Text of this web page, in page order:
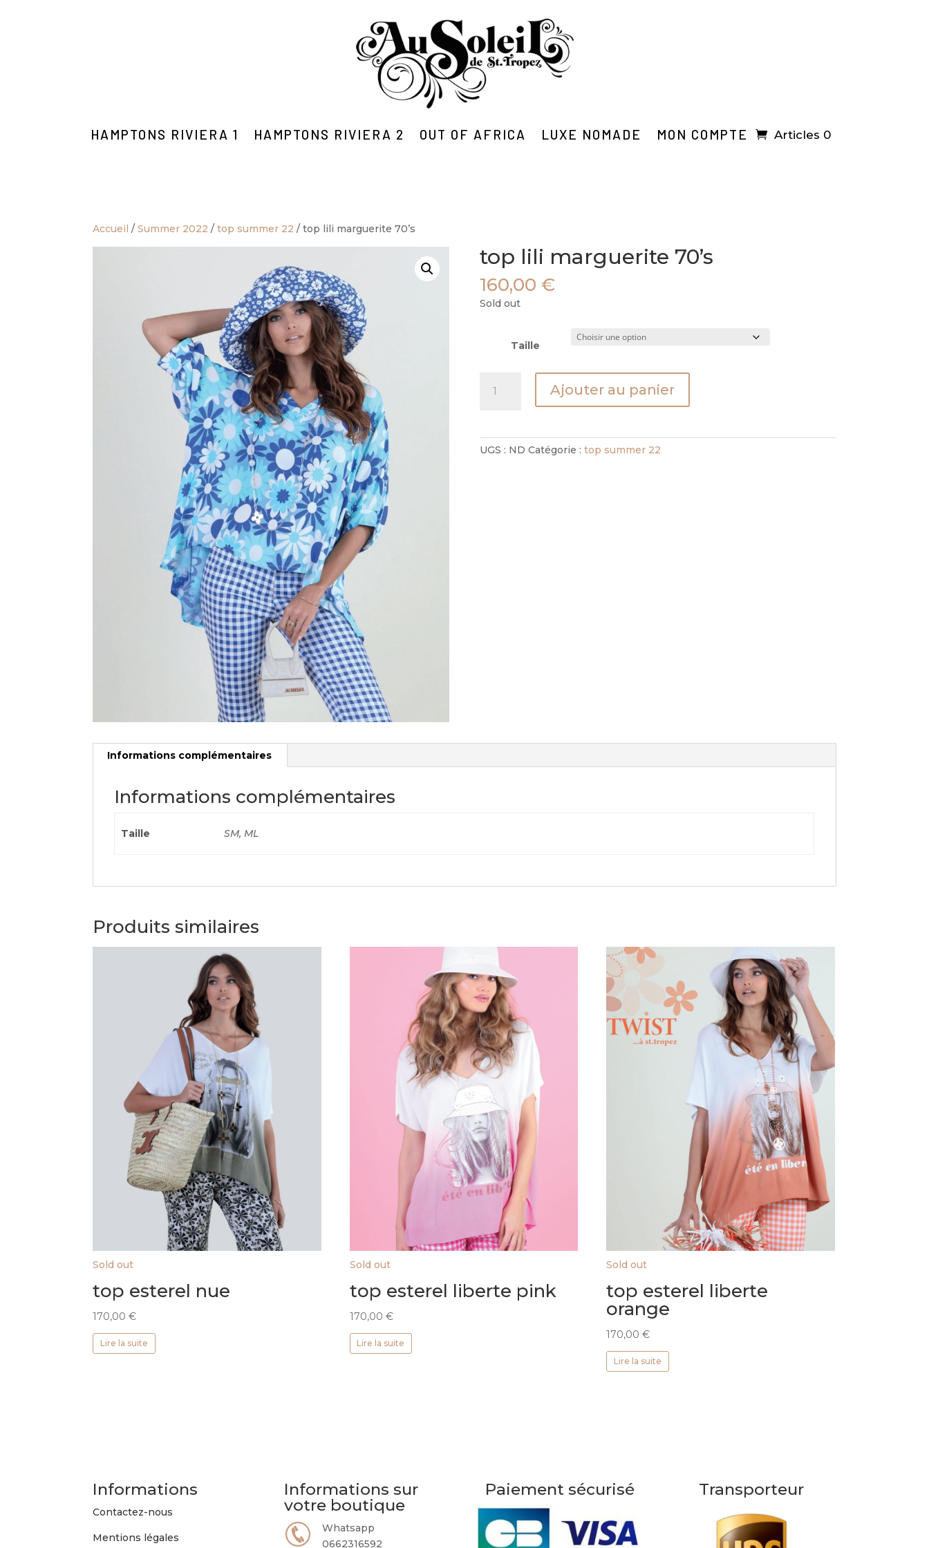
HAMPTONS RIVIERA 1 HAMPTONS RIVIERA 2 OUT OF AFRICA LUXE NOMADE MON COMPTE Articles 0
Accueil /Summer 2022 /top summer 22 / top lili marguerite 70’s
top lili marguerite 70’s
160,00 €
Sold out
Taille
Ajouter au panier
UGS : ND Catégorie : top summer 22
Informations complémentaires
Informations complémentaires
Taille SM, ML
Produits similaires
Sold out
top esterel nue
170,00€
Lire la suite
Sold out
top esterel liberte pink
170,00 €
Lire la suite
Sold out
top esterel liberte
orange
170,00€
Lire la suite
Informations
Contactez-nous
Mentions légales
Informations sur
votre boutique
Whatsapp
0662316592
Paiement sécurisé Transporteur